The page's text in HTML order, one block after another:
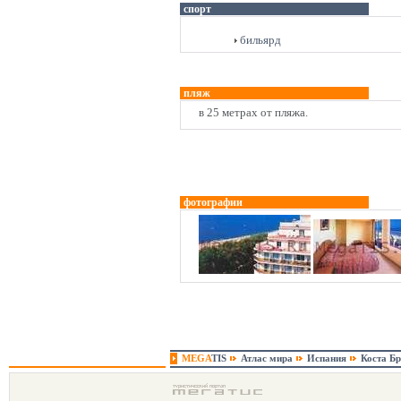
спорт
бильярд
пляж
в 25 метрах от пляжа.
фотографии
MEGATIS Атлас мира Испания Коста